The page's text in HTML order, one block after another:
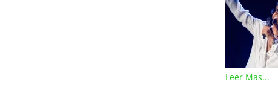
Leer Mas...